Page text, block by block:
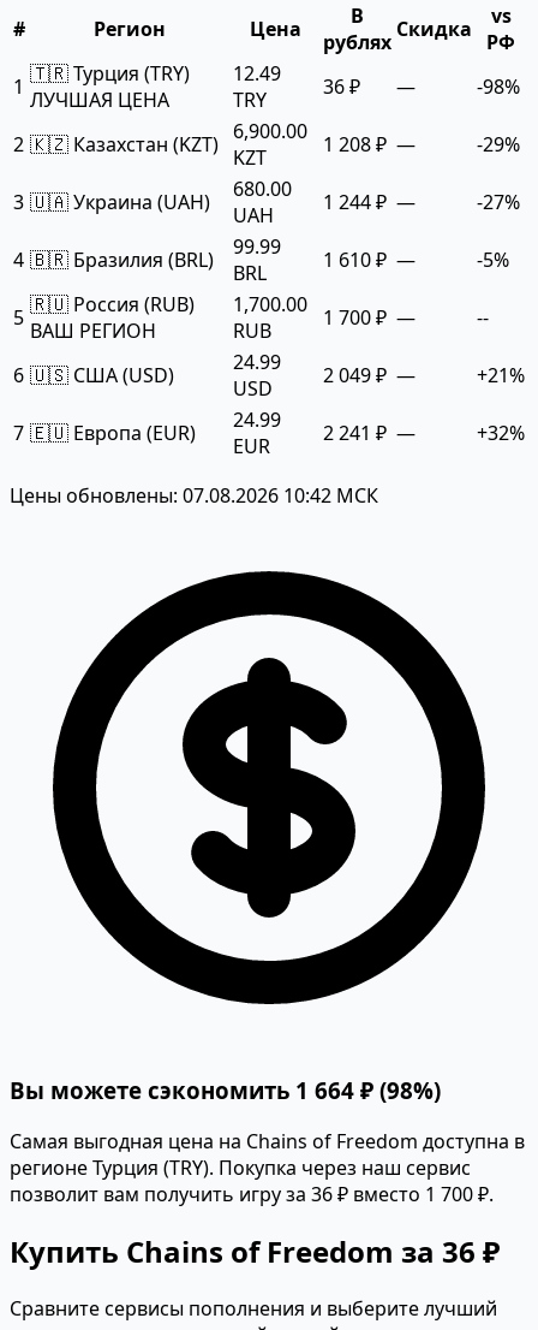
#
Регион Цена
В
рублях Скидка
vs
РФ
1 🇹🇷 Турция (TRY)
ЛУЧШАЯ ЦЕНА
12.49
TRY
36 ₽ — -98%
2 🇰🇿 Казахстан (KZT) 6,900.00
KZT
1 208 ₽ — -29%
3 🇺🇦 Украина (UAH)
680.00
UAH
1 244 ₽ — -27%
4 🇧🇷 Бразилия (BRL)
99.99
BRL
1 610 ₽ — -5%
5 🇷🇺 Россия (RUB)
ВАШ РЕГИОН
1,700.00
RUB
1 700 ₽ — --
6 🇺🇸 США (USD)
24.99
USD
2 049 ₽ — +21%
7 🇪🇺 Европа (EUR)
24.99
EUR
2 241 ₽ — +32%
Цены обновлены: 07.08.2026 10:42 МСК
Вы можете сэкономить 1 664 ₽ (98%)
Самая выгодная цена на Chains of Freedom доступна в
регионе Турция (TRY). Покупка через наш сервис
позволит вам получить игру за 36 ₽ вместо 1 700 ₽.
Купить Chains of Freedom за 36 ₽
Сравните сервисы пополнения и выберите лучший